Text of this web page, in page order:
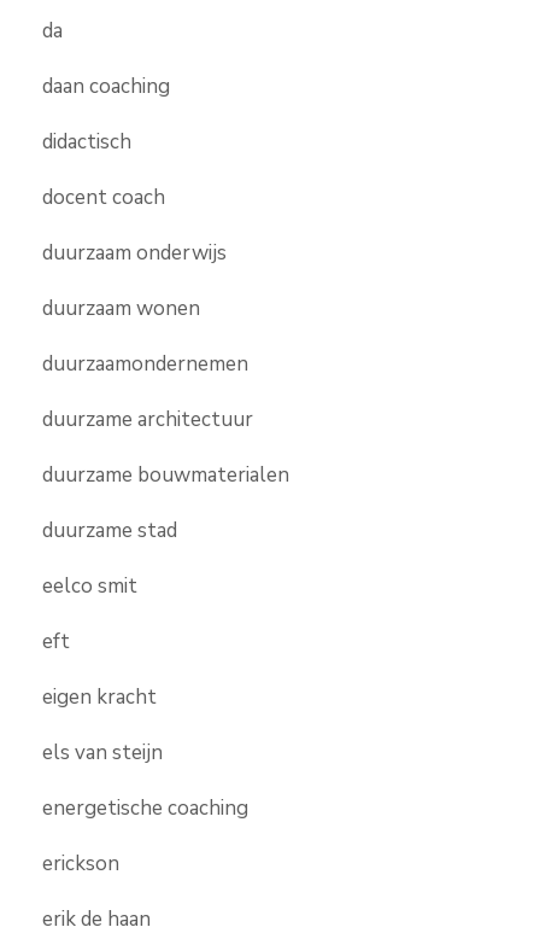
da
daan coaching
didactisch
docent coach
duurzaam onderwijs
duurzaam wonen
duurzaamondernemen
duurzame architectuur
duurzame bouwmaterialen
duurzame stad
eelco smit
eft
eigen kracht
els van steijn
energetische coaching
erickson
erik de haan